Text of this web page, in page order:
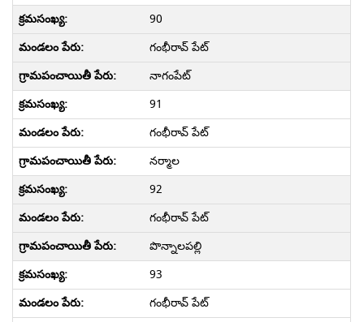
90
గంభీరావ్ పేట్
నాగంపేట్
91
గంభీరావ్ పేట్
నర్మాల
92
గంభీరావ్ పేట్
పొన్నాలపల్లి
93
గంభీరావ్ పేట్